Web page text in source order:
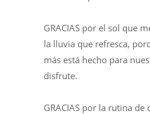
GRACIAS por el sol que
la lluvia que refresca,
más está hecho para
disfrute.
GRACIAS por la rutina de